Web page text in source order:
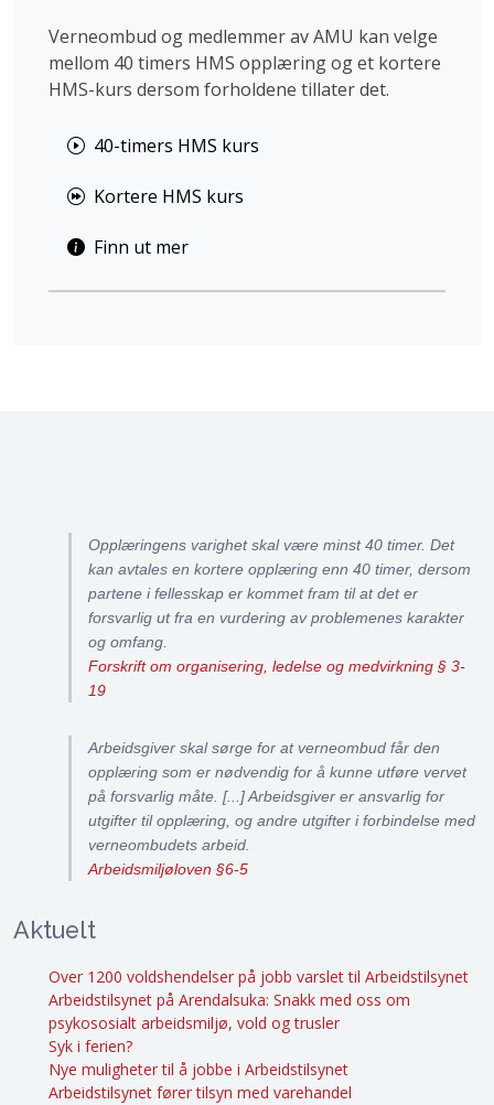
Verneombud og medlemmer av AMU kan velge
mellom 40 timers HMS opplæring og et kortere
HMS-kurs dersom forholdene tillater det.
40-timers HMS kurs
Kortere HMS kurs
Finn ut mer
Opplæringens varighet skal være minst 40 timer. Det
kan avtales en kortere opplæring enn 40 timer, dersom
partene i fellesskap er kommet fram til at det er
forsvarlig ut fra en vurdering av problemenes karakter
og omfang.
Forskrift om organisering, ledelse og medvirkning § 3-
19
Arbeidsgiver skal sørge for at verneombud får den
opplæring som er nødvendig for å kunne utføre vervet
på forsvarlig måte. [...] Arbeidsgiver er ansvarlig for
utgifter til opplæring, og andre utgifter i forbindelse med
verneombudets arbeid.
Arbeidsmiljøloven §6-5
Aktuelt
Over 1200 voldshendelser på jobb varslet til Arbeidstilsynet
Arbeidstilsynet på Arendalsuka: Snakk med oss om
psykososialt arbeidsmiljø, vold og trusler
Syk i ferien?
Nye muligheter til å jobbe i Arbeidstilsynet
Arbeidstilsynet fører tilsyn med varehandel